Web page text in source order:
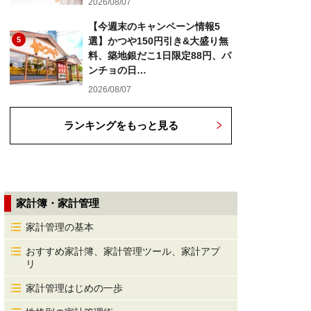
2026/08/07
5
【今週末のキャンペーン情報5
選】かつや150円引き&大盛り無
料、築地銀だこ1日限定88円、パ
ンチョの日…
2026/08/07
ランキングをもっと見る
家計簿・家計管理
家計管理の基本
おすすめ家計簿、家計管理ツール、家計アプ
リ
家計管理はじめの一歩